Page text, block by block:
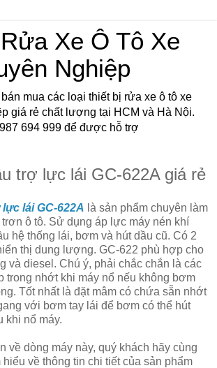
Xe Ô Tô Xe
Nghiệp
mua các loại thiết bị rửa xe ô tô xe
giá rẻ chất lượng tại HCM và Hà Nội.
694 999 để được hỗ trợ
trợ lực lái GC-622A giá rẻ
lái GC-622A là sản phẩm chuyên làm
ô tô. Sử dụng áp lực máy nén khí
hệ thống lái, bơm và hút dầu cũ. Có 2
thị dung lượng. GC-622 phù hợp cho
và diesel. Chú ý, phải chắc chắn là các
trong nhớt khi máy nổ nếu không bơm
Tốt nhất là đặt mâm có chứa sẵn nhớt
với bơm tay lái để bơm có thể hút
khi nổ máy.
về dòng máy này, quý khách hãy cùng
hiểu về thông tin chi tiết của sản phẩm